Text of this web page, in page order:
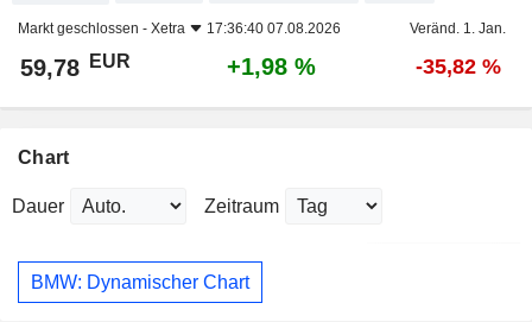
Markt geschlossen - Xetra 17:36:40 07.08.2026 Veränd. 1. Jan.
59,78 EUR +1,98 % -35,82 %
Chart
Dauer Zeitraum
BMW: Dynamischer Chart